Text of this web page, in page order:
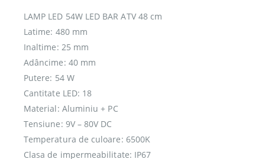
LAMP LED 54W LED BAR ATV 48 cm
Latime: 480 mm
Inaltime: 25 mm
Adâncime: 40 mm
Putere: 54 W
Cantitate LED: 18
Material: Aluminiu + PC
Tensiune: 9V – 80V DC
Temperatura de culoare: 6500K
Clasa de impermeabilitate: IP67